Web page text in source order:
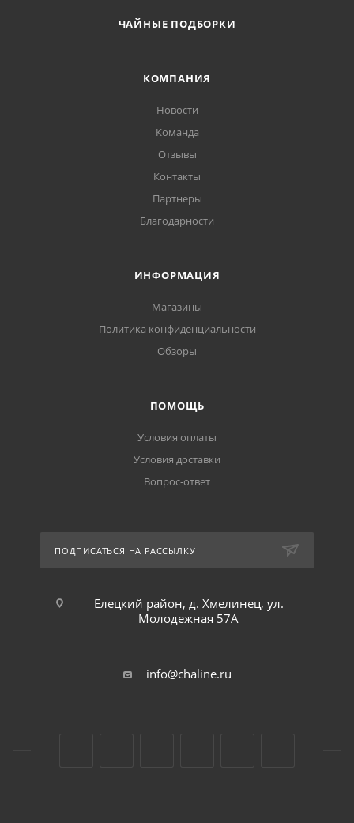
ЧАЙНЫЕ ПОДБОРКИ
КОМПАНИЯ
Новости
Команда
Отзывы
Контакты
Партнеры
Благодарности
ИНФОРМАЦИЯ
Магазины
Политика конфиденциальности
Обзоры
ПОМОЩЬ
Условия оплаты
Условия доставки
Вопрос-ответ
ПОДПИСАТЬСЯ НА РАССЫЛКУ
Елецкий район, д. Хмелинец, ул.
Молодежная 57А
info@chaline.ru